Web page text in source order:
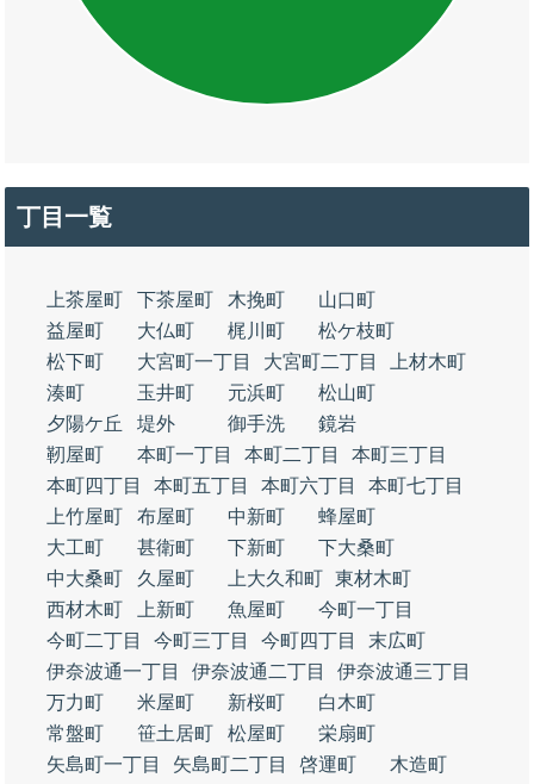
丁目一覧
上茶屋町 下茶屋町 木挽町
山口町
益屋町
大仏町 梶川町
松ケ枝町
松下町
大宮町一丁目 大宮町二丁目
上材木町
湊町
玉井町 元浜町
松山町
夕陽ケ丘
堤外 御手洗
鏡岩
靭屋町
本町一丁目 本町二丁目
本町三丁目
本町四丁目
本町五丁目 本町六丁目
本町七丁目
上竹屋町
布屋町 中新町
蜂屋町
大工町
甚衛町 下新町
下大桑町
中大桑町
久屋町 上大久和町 東材木町
西材木町
上新町 魚屋町
今町一丁目
今町二丁目
今町三丁目 今町四丁目
末広町
伊奈波通一丁目
伊奈波通二丁目
伊奈波通三丁目
万力町
米屋町 新桜町
白木町
常盤町
笹土居町 松屋町
栄扇町
矢島町一丁目
矢島町二丁目 啓運町
木造町